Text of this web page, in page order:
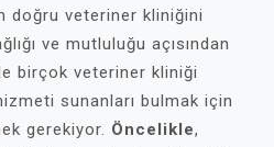
doğru veteriner kliniğini
ve mutluluğu açısından
birçok veteriner kliniği
sunanları bulmak için
gerekiyor. Öncelikle,